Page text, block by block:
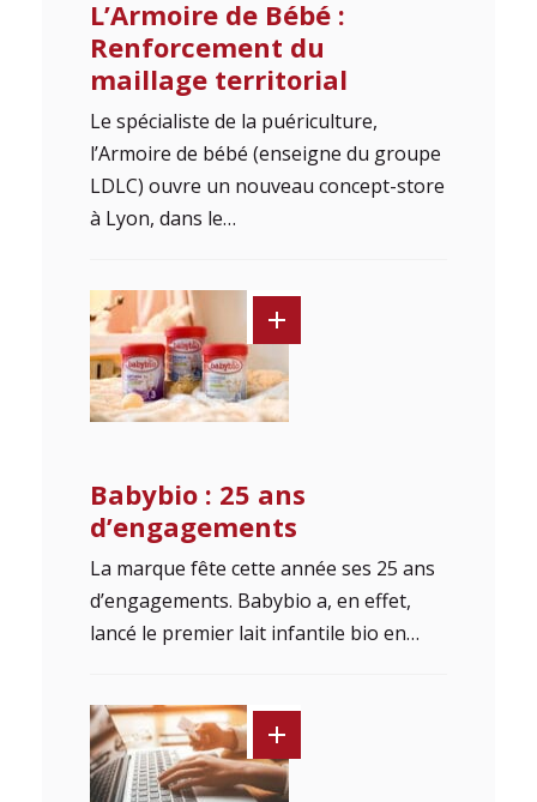
L’Armoire de Bébé :
Renforcement du
maillage territorial
Le spécialiste de la puériculture,
l’Armoire de bébé (enseigne du groupe
LDLC) ouvre un nouveau concept-store
à Lyon, dans le…
Babybio : 25 ans
d’engagements
La marque fête cette année ses 25 ans
d’engagements. Babybio a, en effet,
lancé le premier lait infantile bio en…